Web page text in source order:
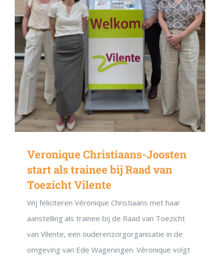
Veronique Christiaans-Joosten
start als trainee bij Raad van
Toezicht Vilente
Wij feliciteren Véronique Christiaans met haar
aanstelling als trainee bij de Raad van Toezicht
van Vilente, een ouderenzorgorganisatie in de
omgeving van Ede Wageningen. Véronique volgt